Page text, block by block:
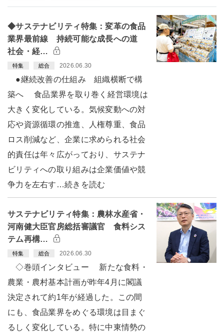
◆サステナビリティ特集：変革の食品
業界最前線 持続可能な成長への道
社会・経…
特集 総合 2026.06.30
●継続改善の仕組み 組織横断で構
築へ 食品業界を取り巻く経営環境は
大きく変化している。気候変動への対
応や資源循環の推進、人権尊重、食品
ロス削減など、企業に求められる社会
的責任は年々広がっており、サステナ
ビリティへの取り組みは企業価値や競
争力を左右す…続きを読む
サステナビリティ特集：農林水産省・
河南健大臣官房総括審議官 食料シス
テム再構…
特集 総合 2026.06.30
◇巻頭インタビュー 新たな食料・
農業・農村基本計画が昨年4月に閣議
決定されて約1年が経過した。この間
にも、食品業界をめぐる環境は目まぐ
るしく変化している。特に中東情勢の